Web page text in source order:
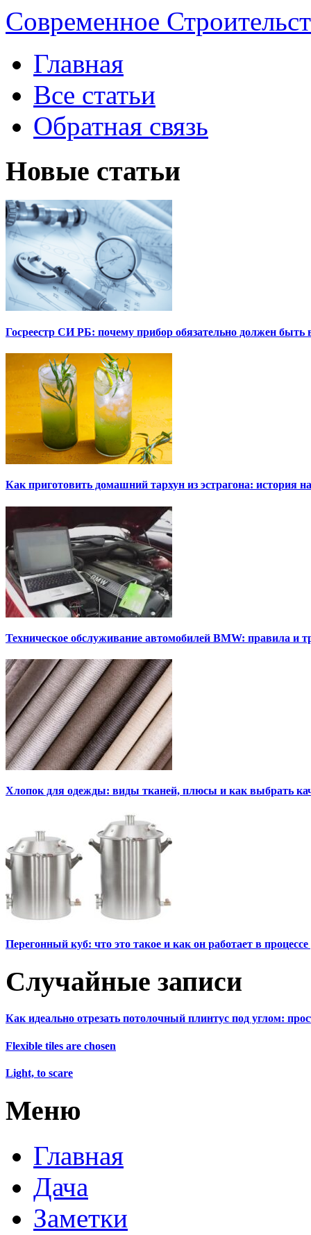
Современное
Главная
Все статьи
Обратная связь
Новые статьи
Госреестр СИ РБ: почему прибор обязательно должен быть
Как приготовить домашний тархун из эстрагона: история
Техническое обслуживание автомобилей BMW: правила и
Хлопок для одежды: виды тканей, плюсы и как выбрать
Перегонный куб: что это такое и как он работает в
Случайные записи
Как идеально отрезать потолочный плинтус под углом:
Flexible tiles are chosen
Light, to scare
Меню
Главная
Дача
Заметки